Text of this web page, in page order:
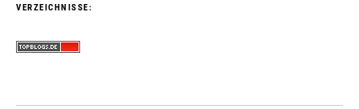
VERZEICHNISSE: